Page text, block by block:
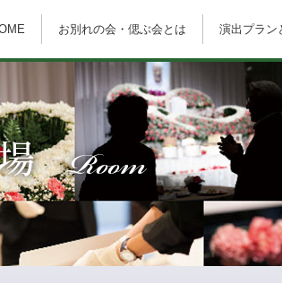
お別れの会・偲ぶ会とは 演出プラン
Room